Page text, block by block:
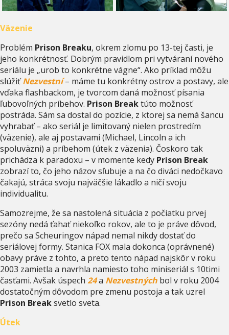
Väzenie
Problém Prison Breaku, okrem zlomu po 13-tej časti, je
jeho konkrétnosť. Dobrým pravidlom pri vytváraní nového
seriálu je „urob to konkrétne vágne“. Ako príklad môžu
slúžiťNezvestní– máme tu konkrétny ostrov a postavy, ale
vďaka flashbackom, je tvorcom daná možnosť písania
ľubovoľných príbehov. Prison Breaktúto možnosť
postráda. Sám sa dostal do pozície, z ktorej sa nemá šancu
vyhrabať – ako seriál je limitovaný nielen prostredím
(väzenie), ale aj postavami (Michael, Lincoln a ich
spoluväzni) a príbehom (útek z väzenia). Čoskoro tak
prichádza k paradoxu – v momente kedy Prison Break
zobrazí to, čo jeho názov sľubuje a na čo diváci nedočkavo
čakajú, stráca svoju najväčšie lákadlo a ničí svoju
individualitu.
Samozrejme, že sa nastolená situácia z počiatku prvej
sezóny nedá ťahať niekoľko rokov, ale to je práve dôvod,
prečo sa Scheuringov nápad nemal nikdy dostať do
seriálovej formy. Stanica FOX mala dokonca (oprávnené)
obavy práve z tohto, a preto tento nápad najskôr v roku
2003 zamietla a navrhla namiesto toho miniseriál s 10timi
časťami. Avšak úspech 24a Nezvestných bol v roku 2004
dostatočným dôvodom pre zmenu postoja a tak uzrel
Prison Breaksvetlo sveta.
Útek